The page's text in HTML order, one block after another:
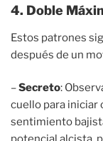
4. Doble
Estos patrones
después de un
–Secreto:
cuello para iniciar
sentimiento